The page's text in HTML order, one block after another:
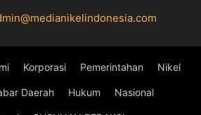
Korporasi Pemerintahan Nikel
Daerah Hukum Nasional